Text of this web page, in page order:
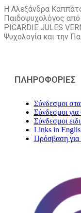
Η Αλεξάνδρα
Παιδοψυχολόγος από
PICARDIE JULES
Ψυχολογία και την
ΠΛΗΡΟΦΟΡΙΕΣ
Σύνδεσμοι
Σύνδεσμοι
Σύνδεσμοι
Links in
Πρόσβαση για